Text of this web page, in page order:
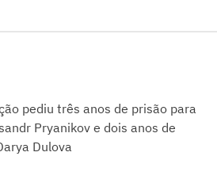
pediu três anos de prisão para
Pryanikov e dois anos de
Dulova